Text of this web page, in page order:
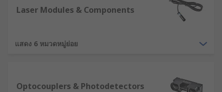
or other device, to provide data, graphics and
other information. They are often embedded into
increasingly include touch technology to be used
Laser Modules & Components
แสดง 6 หมวดหมู่ย่อย
Optocouplers & Photodetectors